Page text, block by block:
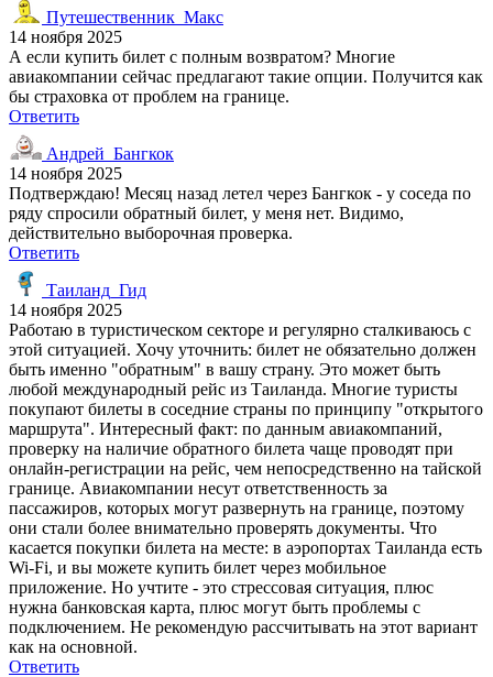
Путешественник_Макс
14 ноября 2025
А если купить билет с полным возвратом? Многие
авиакомпании сейчас предлагают такие опции. Получится как
бы страховка от проблем на границе.
Ответить
Андрей_Бангкок
14 ноября 2025
Подтверждаю! Месяц назад летел через Бангкок - у соседа по
ряду спросили обратный билет, у меня нет. Видимо,
действительно выборочная проверка.
Ответить
Таиланд_Гид
14 ноября 2025
Работаю в туристическом секторе и регулярно сталкиваюсь с
этой ситуацией. Хочу уточнить: билет не обязательно должен
быть именно "обратным" в вашу страну. Это может быть
любой международный рейс из Таиланда. Многие туристы
покупают билеты в соседние страны по принципу "открытого
маршрута". Интересный факт: по данным авиакомпаний,
проверку на наличие обратного билета чаще проводят при
онлайн-регистрации на рейс, чем непосредственно на тайской
границе. Авиакомпании несут ответственность за
пассажиров, которых могут развернуть на границе, поэтому
они стали более внимательно проверять документы. Что
касается покупки билета на месте: в аэропортах Таиланда есть
Wi-Fi, и вы можете купить билет через мобильное
приложение. Но учтите - это стрессовая ситуация, плюс
нужна банковская карта, плюс могут быть проблемы с
подключением. Не рекомендую рассчитывать на этот вариант
как на основной.
Ответить